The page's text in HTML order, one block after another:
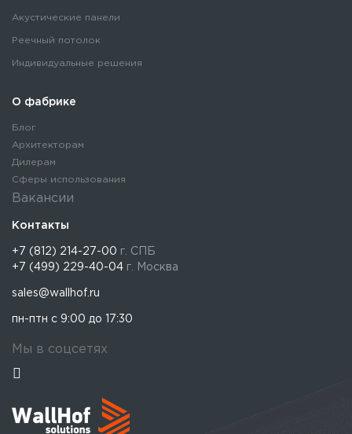
Контакты
+7 (812) 214-27-00 г. СПБ
+7 (499) 229-40-04 г. Москва
sales@wallhof.ru
пн-птн с 9:00 до 17:30
Мы в соцсетях
Акустические панели
Реечный потолок
Индивидуальные решения
О фабрике
Блог
Архитекторам
Дилерам
Сферы использования
Вакансии